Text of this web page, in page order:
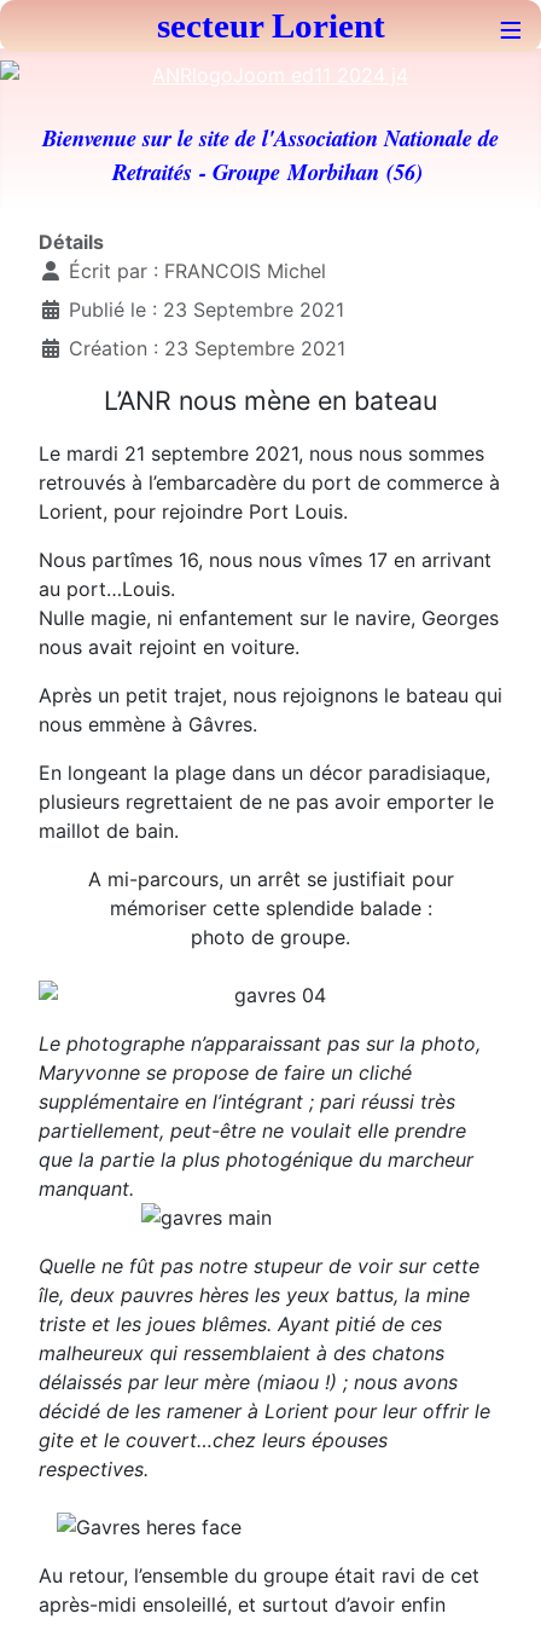
Bienvenue sur le site de l'Association Nationale de
Retraités - Groupe Morbihan (56)
Détails
Écrit par : FRANCOIS Michel
Publié le : 23 Septembre 2021
Création : 23 Septembre 2021
L’ANR nous mène en bateau
Le mardi 21 septembre 2021, nous nous sommes
retrouvés à l’embarcadère du port de commerce à
Lorient, pour rejoindre Port Louis.
Nous partîmes 16, nous nous vîmes 17 en arrivant
au port…Louis.
Nulle magie, ni enfantement sur le navire, Georges
nous avait rejoint en voiture.
Après un petit trajet, nous rejoignons le bateau qui
nous emmène à Gâvres.
En longeant la plage dans un décor paradisiaque,
plusieurs regrettaient de ne pas avoir emporter le
maillot de bain.
A mi-parcours, un arrêt se justifiait pour
mémoriser cette splendide balade :
photo de groupe.
Le photographe n’apparaissant pas sur la photo,
Maryvonne se propose de faire un cliché
supplémentaire en l’intégrant ; pari réussi très
partiellement, peut-être ne voulait elle prendre
que la partie la plus photogénique du marcheur
manquant.
Quelle ne fût pas notre stupeur de voir sur cette
île, deux pauvres hères les yeux battus, la mine
triste et les joues blêmes. Ayant pitié de ces
malheureux qui ressemblaient à des chatons
délaissés par leur mère (miaou !) ; nous avons
décidé de les ramener à Lorient pour leur offrir le
gite et le couvert…chez leurs épouses
respectives.
Au retour, l’ensemble du groupe était ravi de cet
après-midi ensoleillé, et surtout d’avoir enfin
secteur Lorient ≡